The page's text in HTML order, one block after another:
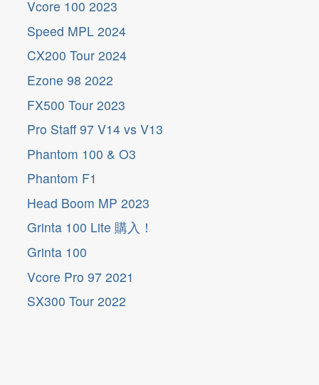
Vcore 100 2023
Speed MPL 2024
CX200 Tour 2024
Ezone 98 2022
FX500 Tour 2023
Pro Staff 97 V14 vs V13
Phantom 100 & O3
Phantom F1
Head Boom MP 2023
Grinta 100 Lite 購入！
Grinta 100
Vcore Pro 97 2021
SX300 Tour 2022